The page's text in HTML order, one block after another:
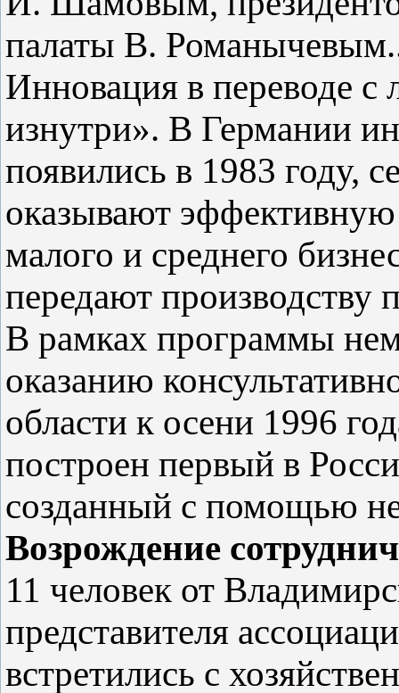
палаты В.
Инновация в переводе с
изнутри». В Германии
появились в 1983 году,
оказывают
малого и среднего
передают производству
В рамках программы
оказанию
области к осени 1996
построен первый в
созданный с помощью
Возрождение
11 человек от
представителя
встретились с